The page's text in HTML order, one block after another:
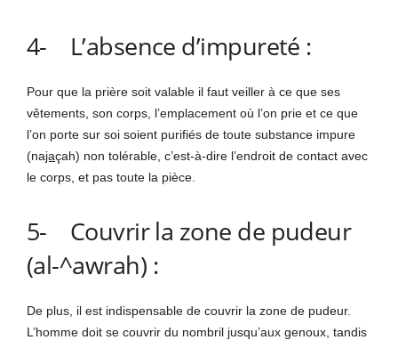
4- L’absence d’impureté :
Pour que la prière soit valable il faut veiller à ce que ses
vêtements, son corps, l’emplacement où l’on prie et ce que
l’on porte sur soi soient purifiés de toute substance impure
(najaçah) non tolérable, c’est-à-dire l’endroit de contact avec
le corps, et pas toute la pièce.
5- Couvrir la zone de pudeur
(al-^awrah) :
De plus, il est indispensable de couvrir la zone de pudeur.
L’homme doit se couvrir du nombril jusqu’aux genoux, tandis